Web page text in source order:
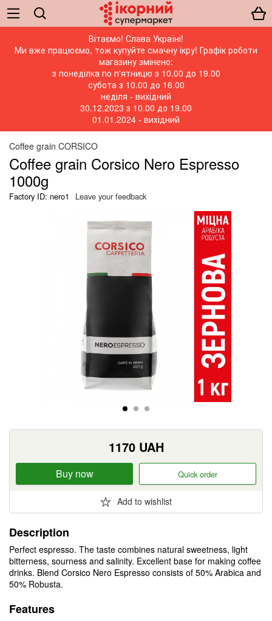
Вітаємо! Слава Україні!
Ми вже працюємо, тож купуйте смачну ікру! Графік роботи
магазину змінено:
з понеділка по п'ятницю з 10.00 до 19.00
субота з 10.00 до 16.00
неділя - вихідний
30.12.2023 з 10.00 до 19.00
01.01.2024 - вихідний
Coffee grain CORSICO
Coffee grain Corsico Nero Espresso
1000g
Factory ID: nero1 Leave your feedback
1170UAH
Buy now Quick order
Add to wishlist
Description
Perfect espresso. The taste combines natural sweetness, light
bitterness, sourness and salinity. Excellent base for making coffee
drinks. Blend Corsico Nero Espresso consists of 50% Arabica and
50% Robusta.
Features